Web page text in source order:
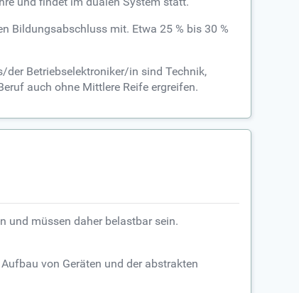
Bildungsabschluss mit. Etwa 25 % bis 30 %
der Betriebselektroniker/in sind Technik,
auch ohne Mittlere Reife ergreifen.
und müssen daher belastbar sein.
von Geräten und der abstrakten